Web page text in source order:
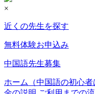
×
近くの先生を探す
無料体験お申込み
中国語先生募集
ホーム（中国語の初心者